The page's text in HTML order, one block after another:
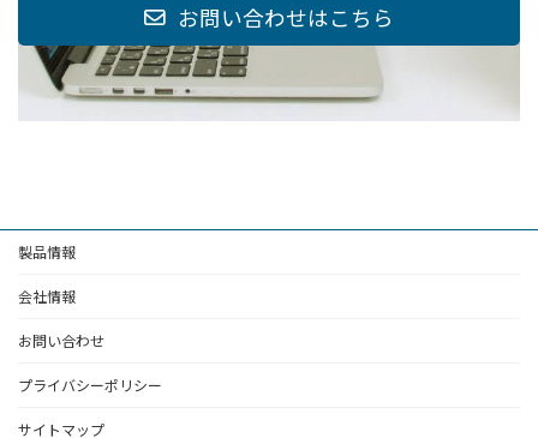
お問い合わせはこちら
製品情報
会社情報
お問い合わせ
プライバシーポリシー
サイトマップ